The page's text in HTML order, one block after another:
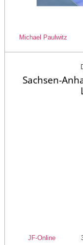
Michael Paulwitz
Sachsen-
JF-Online